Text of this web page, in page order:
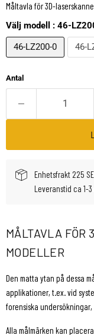
Måltavla för 3D-
Välj modell : 46-
46-LZ200-0
46-
Antal
Enhetsfrakt 225
Leveranstid ca 1-
MÅLTAVLA FÖR
MODELLER
Den matta ytan på dessa
applikationer, t.ex. vid
forensiska
Alla målmärken kan